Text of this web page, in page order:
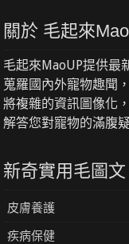
關於 毛起來
毛起來MaoUP提供最
蒐羅國內外寵物趣聞
將複雜的資訊圖像化
解答您對寵物的滿腹
新奇實用毛圖文
皮膚養護
疾病保健